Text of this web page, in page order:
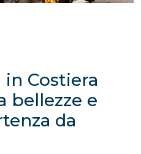
in Costiera
bellezze e
da